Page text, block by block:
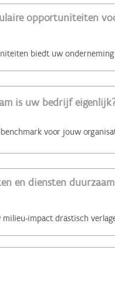
opportuniteiten
is uw bedrijf
en diensten